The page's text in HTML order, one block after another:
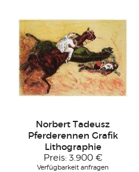
Norbert Tadeusz
Pferderennen Grafik
Lithographie
Preis: 3.900 €
Verfügbarkeit anfragen